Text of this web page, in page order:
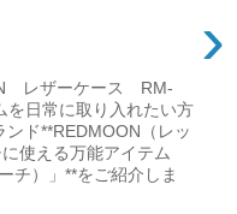
›
レザーケース RM-
を日常に取り入れたい方
ド**REDMOON（レッ
使える万能アイテム
チ）」**をご紹介しま